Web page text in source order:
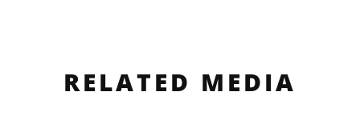
RELATED MEDIA